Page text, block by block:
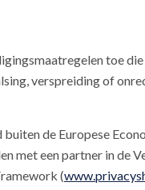
toe
verspreiding of
de Europese
met een partner in de
(